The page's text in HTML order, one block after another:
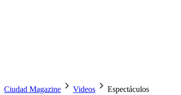
Ciudad Magazine Videos Espectáculos